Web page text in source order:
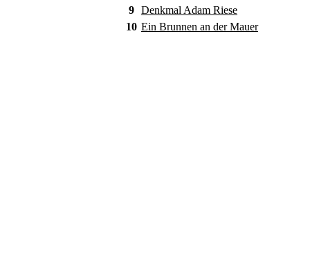
9 Denkmal Adam Riese
10 Ein Brunnen an der Mauer